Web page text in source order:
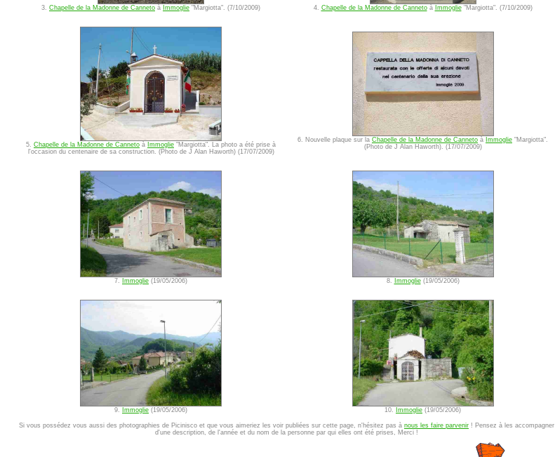
3. Chapelle de la Madonne de Canneto à Immoglie "Margiotta". (7/10/2009) 4. Chapelle de la Madonne de Cannetoà Immoglie"Margiotta". (7/10/2009)
5. Chapelle de la Madonne de Canneto à Immoglie "Margiotta". La photo a été prise à
l'occasion du centenaire de sa construction. (Photo de J Alan Haworth) (17/07/2009)
6. Nouvelle plaque sur la Chapelle de la Madonne de Canneto à Immoglie "Margiotta".
(Photo de J Alan Haworth). (17/07/2009)
7. Immoglie (19/05/2006) 8. Immoglie(19/05/2006)
9. Immoglie (19/05/2006) 10. Immoglie (19/05/2006)
Si vous possédez vous aussi des photographies de Picinisco et que vous aimeriez les voir publiées sur cette page, n'hésitez pas à nous les faire parvenir ! Pensez à les accompagner
d'une description, de l'année et du nom de la personne par qui elles ont été prises, Merci !